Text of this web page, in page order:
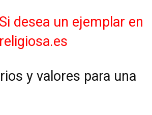
desea un ejemplar en
y valores para una